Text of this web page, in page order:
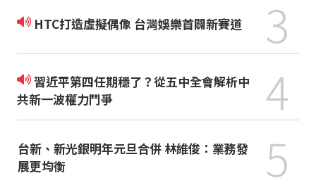
HTC打造虛擬偶像 台灣娛樂首闢新賽道 3
習近平第四任期穩了？從五中全會解析中
共新一波權力鬥爭
4
台新、新光銀明年元旦合併 林維俊：業務發
展更均衡
5